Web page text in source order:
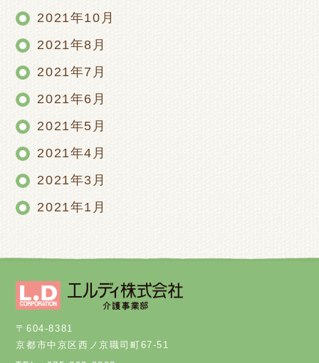
2021年10月
2021年8月
2021年7月
2021年6月
2021年5月
2021年4月
2021年3月
2021年1月
〒604-8381
京都市中京区西ノ京職司町67-51